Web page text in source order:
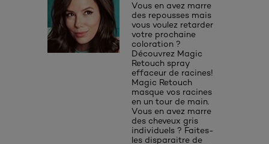
Vous en avez marre
des repousses mais
vous voulez retarder
votre prochaine
coloration ?
Découvrez Magic
Retouch spray
effaceur de racines!
Magic Retouch
masque vos racines
en un tour de main.
Vous en avez marre
des cheveux gris
individuels ? Faites-
les disparaitre de